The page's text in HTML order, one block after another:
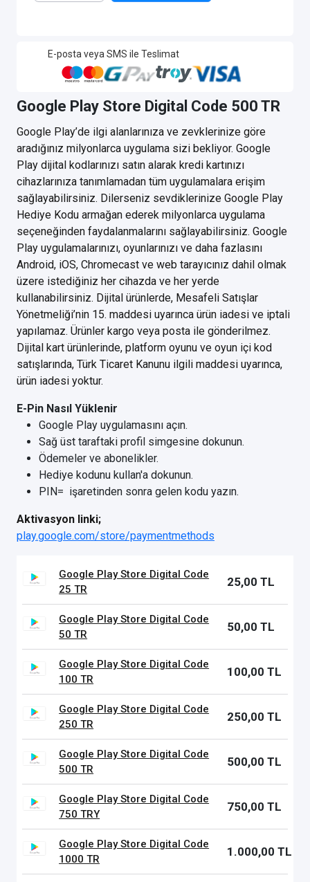
E-posta veya SMS ile Teslimat
Google Play Store Digital Code 500 TR
Google Play’de ilgi alanlarınıza ve zevklerinize göre
aradığınız milyonlarca uygulama sizi bekliyor. Google
Play dijital kodlarınızı satın alarak kredi kartınızı
cihazlarınıza tanımlamadan tüm uygulamalara erişim
sağlayabilirsiniz. Dilerseniz sevdiklerinize Google Play
Hediye Kodu armağan ederek milyonlarca uygulama
seçeneğinden faydalanmalarını sağlayabilirsiniz. Google
Play uygulamalarınızı, oyunlarınızı ve daha fazlasını
Android, iOS, Chromecast ve web tarayıcınız dahil olmak
üzere istediğiniz her cihazda ve her yerde
kullanabilirsiniz. Dijital ürünlerde, Mesafeli Satışlar
Yönetmeliği’nin 15. maddesi uyarınca ürün iadesi ve iptali
yapılamaz. Ürünler kargo veya posta ile gönderilmez.
Dijital kart ürünlerinde, platform oyunu ve oyun içi kod
satışlarında, Türk Ticaret Kanunu ilgili maddesi uyarınca,
ürün iadesi yoktur.
E-Pin Nasıl Yüklenir
Google Play uygulamasını açın.
Sağ üst taraftaki profil simgesine dokunun.
Ödemeler ve abonelikler.
Hediye kodunu kullan'a dokunun.
PIN= işaretinden sonra gelen kodu yazın.
Aktivasyon linki;
play.google.com/store/paymentmethods
Google Play Store Digital Code
25 TR
25,00 TL
Google Play Store Digital Code
50 TR
50,00 TL
Google Play Store Digital Code
100 TR
100,00 TL
Google Play Store Digital Code
250 TR
250,00 TL
Google Play Store Digital Code
500 TR
500,00 TL
Google Play Store Digital Code
750 TRY
750,00 TL
Google Play Store Digital Code
1000 TR
1.000,00 TL